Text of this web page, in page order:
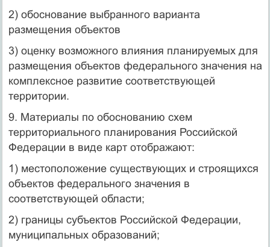
2) обоснование выбранного варианта
размещения объектов
3) оценку возможного влияния планируемых для
размещения объектов федерального значения на
комплексное развитие соответствующей
территории.
9. Материалы по обоснованию схем
территориального планирования Российской
Федерации в виде карт отображают:
1) местоположение существующих и строящихся
объектов федерального значения в
соответствующей области;
2) границы субъектов Российской Федерации,
муниципальных образований;